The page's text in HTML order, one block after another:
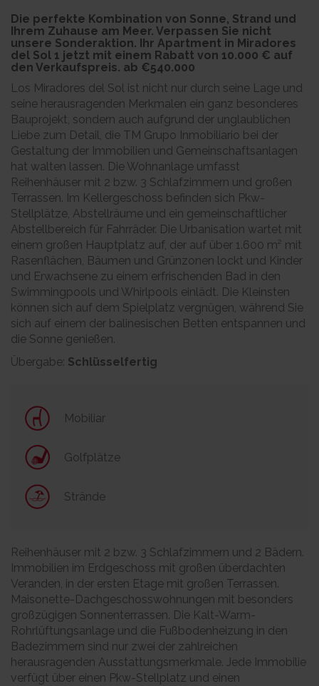
Die perfekte Kombination von Sonne, Strand und
Ihrem Zuhause am Meer. Verpassen Sie nicht
unsere Sonderaktion. Ihr Apartment in Miradores
del Sol 1 jetzt mit einem Rabatt von 10.000 € auf
den Verkaufspreis. ab €540.000
Los Miradores del Sol ist nicht nur durch seine Lage und
seine herausragenden Merkmalen ein ganz besonderes
Bauprojekt, sondern auch aufgrund der unglaublichen
Liebe zum Detail, die TM Grupo Inmobiliario bei der
Gestaltung der Immobilien und Gemeinschaftsanlagen
hat walten lassen. Die Wohnanlage umfasst
Reihenhäuser mit 2 bzw. 3 Schlafzimmern und großen
Terrassen. Im Kellergeschoss befinden sich Pkw-
Stellplätze, Abstellräume und ein gemeinschaftlicher
Abstellbereich für Fahrräder. Die Urbanisation wartet mit
einem großen Hauptplatz auf, der auf über 1.600 m² mit
Rasenflächen, Bäumen und Grünzonen lockt und Kinder
und Erwachsene zu einem erfrischenden Bad in den
Swimmingpools und Whirlpools einlädt. Die Kleinsten
können sich auf dem Spielplatz vergnügen, während Sie
sich auf einem der balinesischen Betten entspannen und
die Sonne genießen.
Übergabe: Schlüsselfertig
Mobiliar
Golfplätze
Strände
Reihenhäuser mit 2 bzw. 3 Schlafzimmern und 2 Bädern.
Immobilien im Erdgeschoss mit großen überdachten
Veranden, in der ersten Etage mit großen Terrassen.
Maisonette-Dachgeschosswohnungen mit besonders
großzügigen Sonnenterrassen. Die Kalt-Warm-
Rohrlüftungsanlage und die Fußbodenheizung in den
Badezimmern sind nur zwei der zahlreichen
herausragenden Ausstattungsmerkmale. Jede Immobilie
verfügt über einen Pkw-Stellplatz und einen